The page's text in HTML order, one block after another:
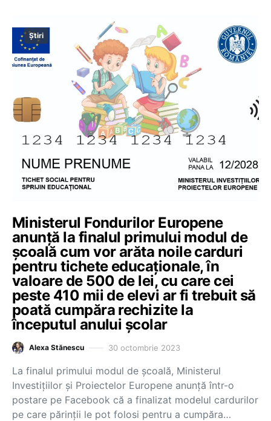
Știri
Ministerul Fondurilor Europene
anunță la finalul primului modul de
școală cum vor arăta noile carduri
pentru tichete educaționale, în
valoare de 500 de lei, cu care cei
peste 410 mii de elevi ar fi trebuit să
poată cumpăra rechizite la
începutul anului școlar
Alexa Stănescu 30 octombrie 2023
La finalul primului modul de școală, Ministerul
Investițiilor și Proiectelor Europene anunță într-o
postare pe Facebook că a finalizat modelul cardurilor
pe care părinții le pot folosi pentru a cumpăra…